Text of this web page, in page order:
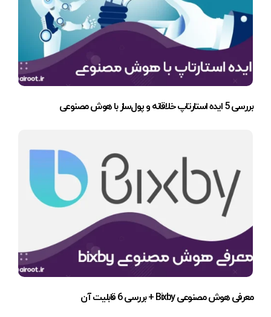
بررسی 5 ایده استارتاپ خلاقانه و پول‌ساز با هوش مصنوعی
معرفی هوش مصنوعی Bixby + بررسی 6 قابلیت آن